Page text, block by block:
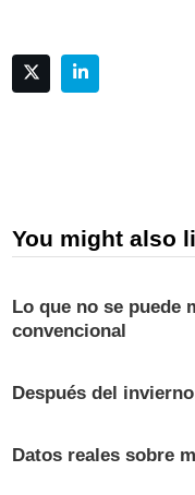
You might also
Lo que no se puede
convencional
Después del
Datos reales sobre